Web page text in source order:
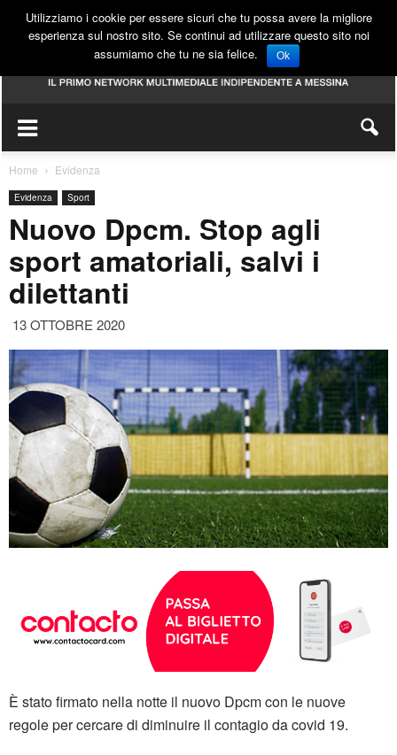
Home Evidenza
Evidenza Sport
Nuovo Dpcm. Stop agli
sport amatoriali, salvi i
dilettanti
13 OTTOBRE 2020
È stato firmato nella notte il nuovo Dpcm con le nuove
regole per cercare di diminuire il contagio da covid 19.
Utilizziamo i cookie per essere sicuri che tu possa avere la migliore
esperienza sul nostro sito. Se continui ad utilizzare questo sito noi
assumiamo che tu ne sia felice.
Ok